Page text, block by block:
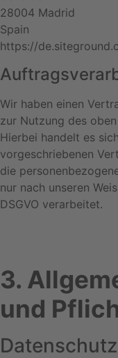
28004 Madrid
Spain
https://
Wir haben einen
zur Nutzung des
Hierbei handelt es
vorgeschriebenen
die
nur nach unseren
DSGVO verarbeitet.
3.
und
Datenschutz